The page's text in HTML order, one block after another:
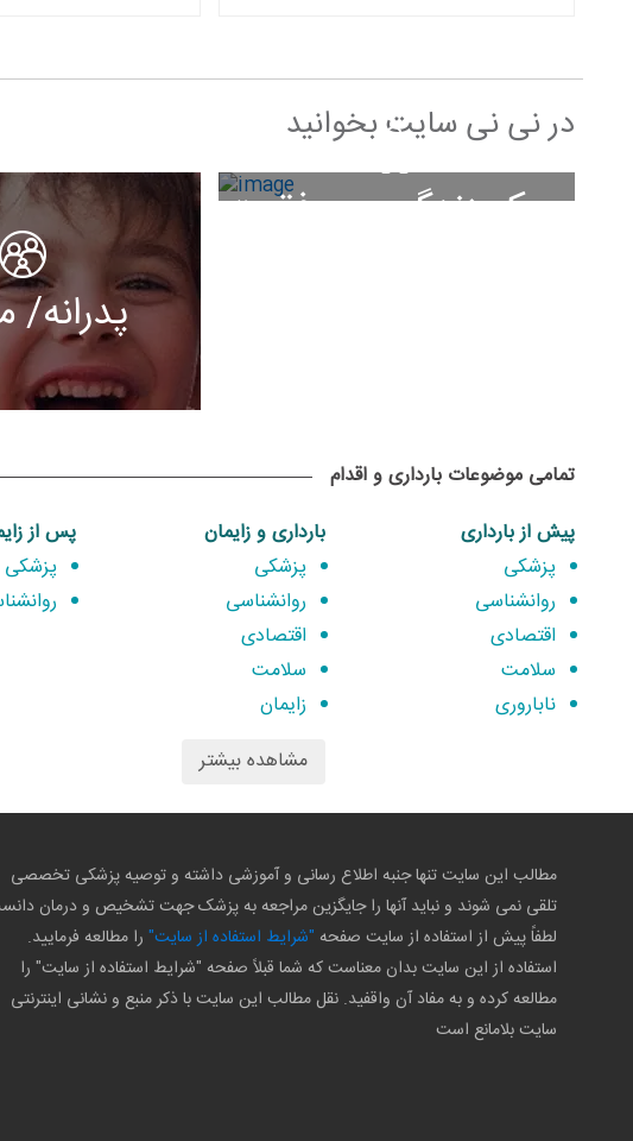
در نی نی سایت بخوانید
سبک زندگی و موفقیت
پدرانه/
تمامی موضوعات بارداری و اقدام
پیش از بارداری
پزشکی
روانشناسی
اقتصادی
سلامت
ناباروری
بارداری و زایمان
پزشکی
روانشناسی
اقتصادی
سلامت
زایمان
مشاهده بیشتر
پس از
پزشکی
مطالب این سایت تنها جنبه اطلاع رسانی و آموزشی داشته و توصیه پزشکی تخصصی
تلقی نمی شوند و نباید آنها را جایگزین مراجعه به پزشک جهت تشخیص و درمان
لطفاً پیش از استفاده از سایت صفحه "شرایط استفاده از سایت" را مطالعه فرمایید.
استفاده از این سایت بدان معناست که شما قبلاً صفحه "شرایط استفاده از سایت" را
مطالعه کرده و به مفاد آن واقفید. نقل مطالب این سایت با ذکر منبع و نشانی اینترنتی
سایت بلامانع است